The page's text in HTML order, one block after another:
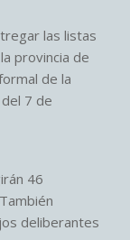
las listas
provincia de
de la
7 de
46
deliberantes